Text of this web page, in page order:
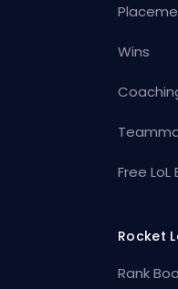
Wins
Free LoL
Rocket
Rank